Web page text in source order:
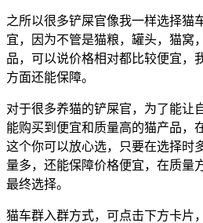
之所以很多铲屎官像我一样选择猫
宜，因为不管是猫粮，罐头，猫窝
品，可以说价格相对都比较便宜，
方面还能保障。
对于很多养猫的铲屎官，为了能让
能购买到便宜和质量高的猫产品，
这个你可以放心选，只要在选择时
量多，还能保障价格便宜，在质量
最终选择。
猫车群入群方式，可点击下方卡片